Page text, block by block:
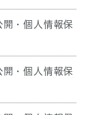
・個人情報保
・個人情報保